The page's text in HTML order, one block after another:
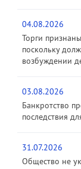
04.08.2026
Торги
поскольку
возбуждении
03.08.2026
Банкротство
последствия
31.07.2026
Общество не